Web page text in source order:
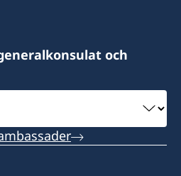
och